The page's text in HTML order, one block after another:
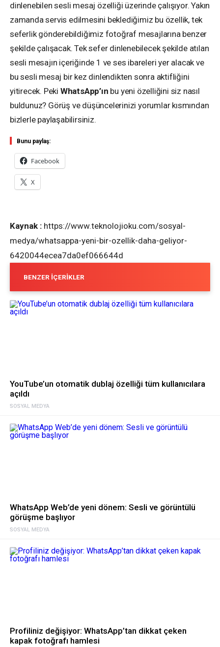
dinlenebilen sesli mesaj özelliği üzerinde çalışıyor. Yakın
zamanda servis edilmesini beklediğimiz bu özellik, tek
seferlik gönderebildiğimiz fotoğraf mesajlarına benzer
şekilde çalışacak. Tek sefer dinlenebilecek şekilde atılan
sesli mesajın içeriğinde 1 ve ses ibareleri yer alacak ve
bu sesli mesaj bir kez dinlendikten sonra aktifliğini
yitirecek. Peki WhatsApp’ın bu yeni özelliğini siz nasıl
buldunuz? Görüş ve düşüncelerinizi yorumlar kısmından
bizlerle paylaşabilirsiniz.
Bunu paylaş:
Facebook
X
Kaynak : https://www.teknolojioku.com/sosyal-
medya/whatsappa-yeni-bir-ozellik-daha-geliyor-
6420044ecea7da0ef066644d
BENZER İÇERIKLER
SOSYAL MEDYA
YouTube’un otomatik dublaj özelliği tüm kullanıcılara
açıldı
SOSYAL MEDYA
WhatsApp Web’de yeni dönem: Sesli ve görüntülü
görüşme başlıyor
Profiliniz değişiyor: WhatsApp’tan dikkat çeken
kapak fotoğrafı hamlesi